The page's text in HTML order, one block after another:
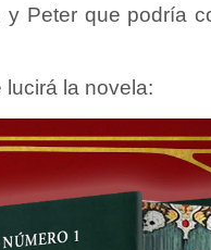
Peter que podría
lucirá la novela: